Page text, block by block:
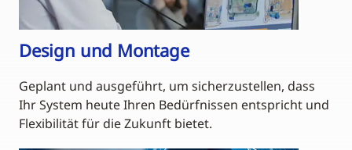
Design und Montage
Geplant und ausgeführt, um sicherzustellen, dass
Ihr System heute Ihren Bedürfnissen entspricht und
Flexibilität für die Zukunft bietet.